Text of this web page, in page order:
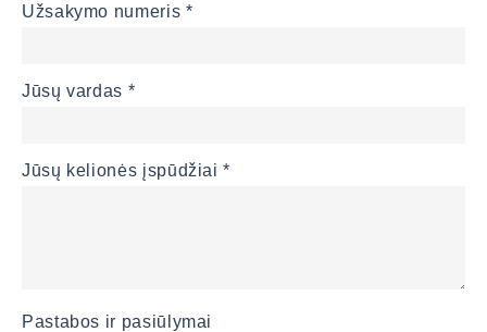
Užsakymo numeris *
Jūsų vardas *
Jūsų kelionės įspūdžiai *
Pastabos ir pasiūlymai